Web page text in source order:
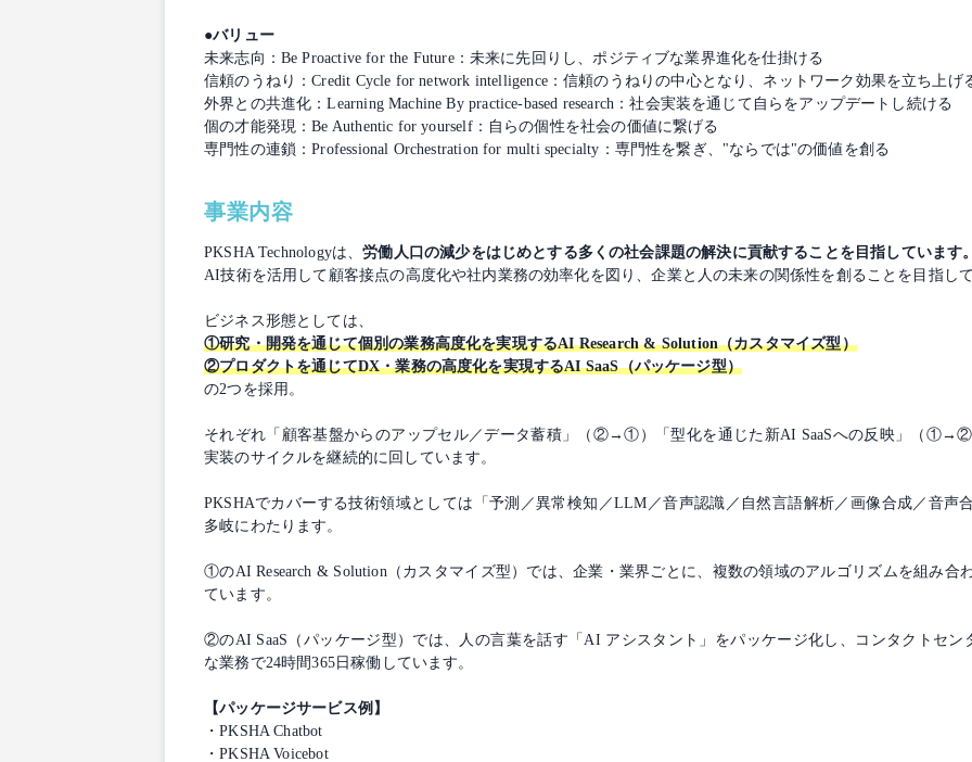
●バリュー
未来志向：Be Proactive for the Future：未来に先回りし、ポジティブな業界進化を仕掛ける
信頼のうねり：Credit Cycle for network intelligence：信頼のうねりの中心となり、ネットワーク効果を立ち上げ
外界との共進化：Learning Machine By practice-based research：社会実装を通じて自らをアップデートし続ける
個の才能発現：Be Authentic for yourself：自らの個性を社会の価値に繋げる
専門性の連鎖：Professional Orchestration for multi specialty：専門性を繋ぎ、"ならでは"の価値を創る
事業内容
PKSHA Technologyは、労働人口の減少をはじめとする多くの社会課題の解決に貢献することを目指しています。
AI技術を活用して顧客接点の高度化や社内業務の効率化を図り、企業と人の未来の関係性を創ることを目指して
ビジネス形態としては、
①研究・開発を通じて個別の業務⾼度化を実現するAI Research & Solution（カスタマイズ型）
②プロダクトを通じてDX・業務の⾼度化を実現するAI SaaS（パッケージ型）
の2つを採用。
それぞれ「顧客基盤からのアップセル／データ蓄積」（②→①）「型化を通じた新AI SaaSへの反映」（①→②
実装のサイクルを継続的に回しています。
PKSHAでカバーする技術領域としては「予測／異常検知／LLM／音声認識／自然言語解析／画像合成／音声
多岐にわたります。
①のAI Research & Solution（カスタマイズ型）では、企業・業界ごとに、複数の領域のアルゴリズムを組み合
ています。
②のAI SaaS（パッケージ型）では、⼈の⾔葉を話す「AI アシスタント」をパッケージ化し、コンタクトセン
な業務で24時間365⽇稼働しています。
【パッケージサービス例】
・PKSHA Chatbot
・PKSHA Voicebot